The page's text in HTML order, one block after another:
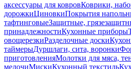
аксессуары для ковровКоврики,
дорожкиЦиновкиПокрытия
тафтинговыеЗащитные,
принадлежностиКухонные приборы
овощерезкиРазделочные доски
таймерыДуршлаги, сита, воронки
приготовленияМолотки для мяса,
мелочиМискиКухонный текстиль